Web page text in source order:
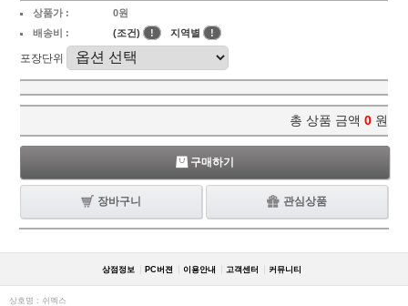
상품가 :
0원
배송비 :
(조건) ! 지역별 !
포장단위
총 상품 금액 0 원
구매하기
장바구니 관심상품
상점정보 PC버젼 이용안내 고객센터 커뮤니티
상호명 : 쉬멕스